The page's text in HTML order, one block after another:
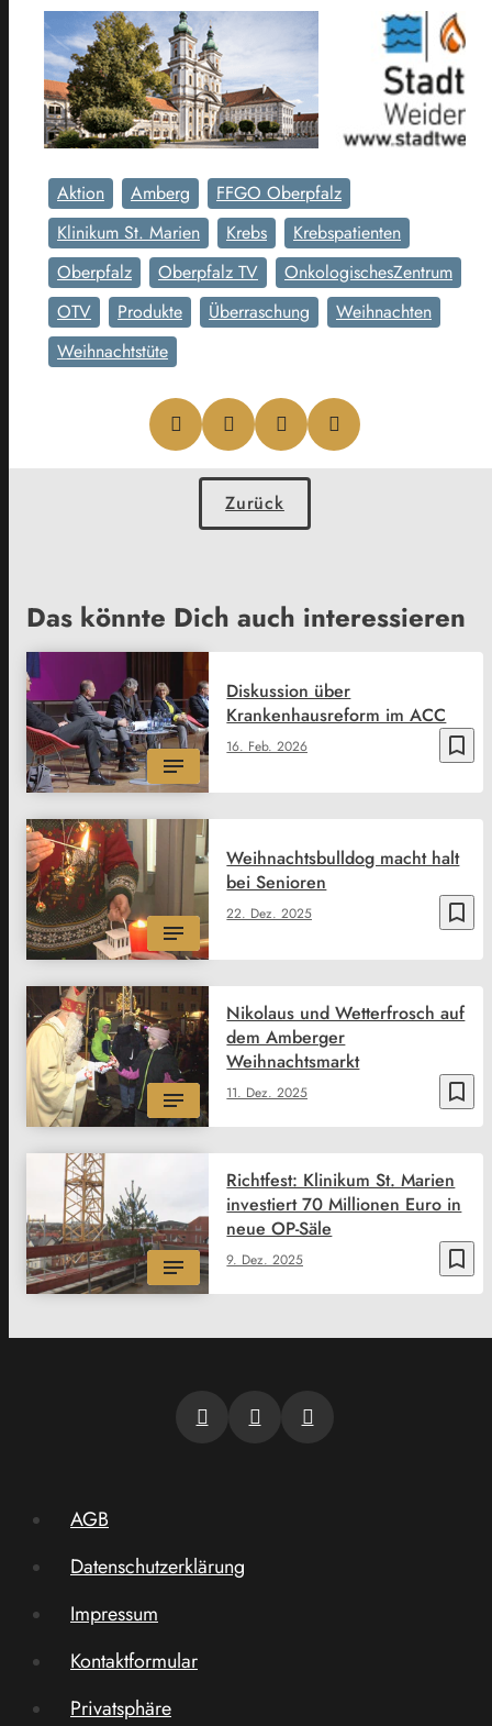
Aktion Amberg
FFGO Oberpfalz
Klinikum St. Marien
Krebs
Krebspatienten
Oberpfalz
Oberpfalz TV
OnkologischesZentrum
OTV
Produkte Überraschung
Weihnachten
Weihnachtstüte
Zurück
Das könnte Dich auch interessieren
bookmark_border
16. Feb. 2026
Diskussion über
Krankenhausreform im ACC
bookmark_border
22. Dez. 2025
Weihnachtsbulldog macht halt
bei Senioren
bookmark_border
11. Dez. 2025
Nikolaus und Wetterfrosch auf
dem Amberger
Weihnachtsmarkt
bookmark_border
9. Dez. 2025
Richtfest: Klinikum St. Marien
investiert 70 Millionen Euro in
neue OP-Säle
AGB
Datenschutzerklärung
Impressum
Kontaktformular
Privatsphäre